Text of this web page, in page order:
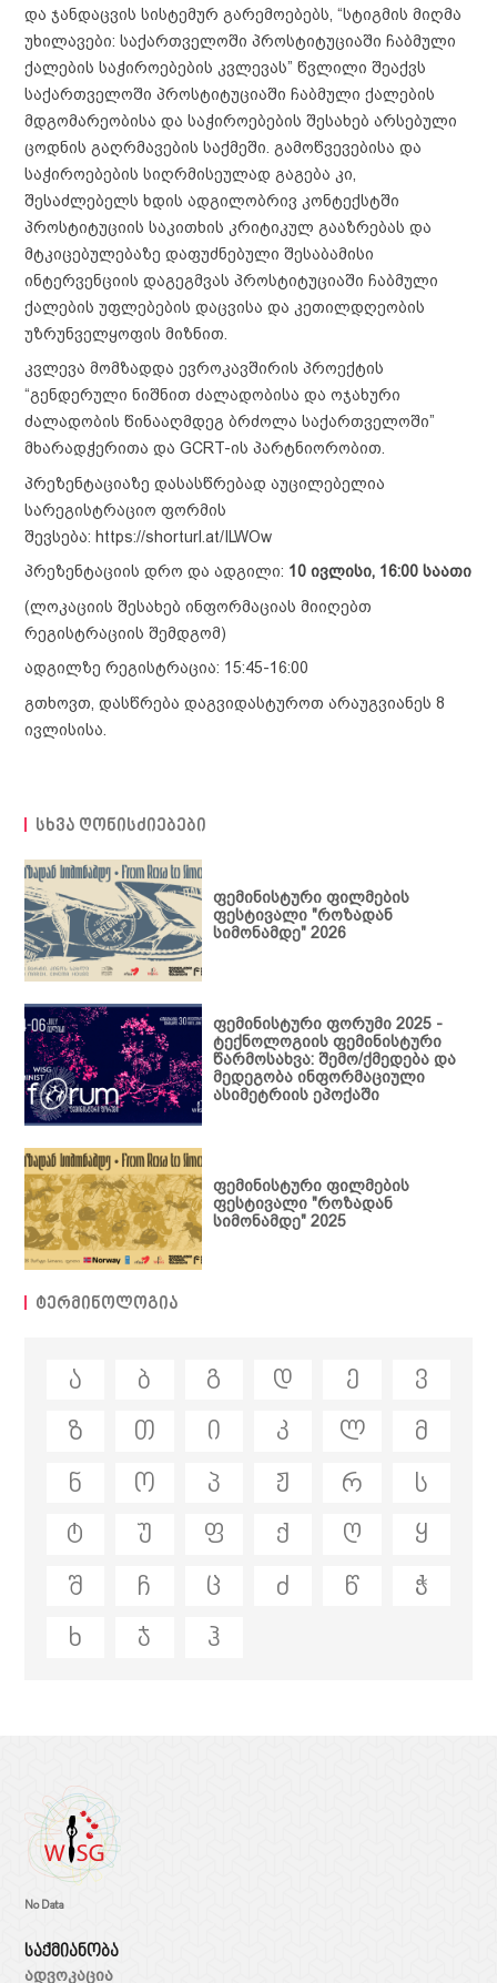
ღონისძიებები
ადვოკაცია
ჩვენ შესახებ
გზამკვლევი
სამართლებრივი
და ჯანდაცვის სისტემურ გარემოებებს, “სტიგმის მიღმა
უხილავები: საქართველოში პროსტიტუციაში ჩაბმული
ქალების საჭიროებების კვლევას” წვლილი შეაქვს
საქართველოში პროსტიტუციაში ჩაბმული ქალების
მდგომარეობისა და საჭიროებების შესახებ არსებული
ცოდნის გაღრმავების საქმეში. გამოწვევებისა და
საჭიროებების სიღრმისეულად გაგება კი,
შესაძლებელს ხდის ადგილობრივ კონტექსტში
პროსტიტუციის საკითხის კრიტიკულ გააზრებას და
მტკიცებულებაზე დაფუძნებული შესაბამისი
ინტერვენციის დაგეგმვას პროსტიტუციაში ჩაბმული
ქალების უფლებების დაცვისა და კეთილდღეობის
უზრუნველყოფის მიზნით.
კვლევა მომზადდა ევროკავშირის პროექტის
“გენდერული ნიშნით ძალადობისა და ოჯახური
ძალადობის წინააღმდეგ ბრძოლა საქართველოში”
მხარადჭერითა და GCRT-ის პარტნიორობით.
პრეზენტაციაზე დასასწრებად აუცილებელია
სარეგისტრაციო ფორმის
შევსება: https://shorturl.at/ILWOw
პრეზენტაციის დრო და ადგილი: 10 ივლისი, 16:00 საათი
(ლოკაციის შესახებ ინფორმაციას მიიღებთ
რეგისტრაციის შემდგომ)
ადგილზე რეგისტრაცია: 15:45-16:00
გთხოვთ, დასწრება დაგვიდასტუროთ არაუგვიანეს 8
ივლისისა.
სხვა ღონისძიებები
ფემინისტური ფილმების
ფესტივალი "როზადან
სიმონამდე" 2026
ფემინისტური ფორუმი 2025 -
ტექნოლოგიის ფემინისტური
წარმოსახვა: შემო/ქმედება და
მედეგობა ინფორმაციული
ასიმეტრიის ეპოქაში
ფემინისტური ფილმების
ფესტივალი "როზადან
სიმონამდე" 2025
ტერმინოლოგია
ა ბ გ დ ე
ვ
ზ
თ ი კ ლ
მ
ნ
ო პ ჟ რ
ს
ტ
უ ფ ქ ღ
ყ
შ
ჩ ც ძ წ
ჭ
ხ
ჯ ჰ
No Data
საქმიანობა
ადვოკაცია